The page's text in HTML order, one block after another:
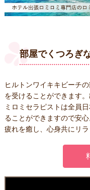
部屋でくつろぎ
ヒルトンワイキキビーチ
を受けることができます
ミロミセラピストは全員
ることができますので安
疲れを癒し、心身共にリ